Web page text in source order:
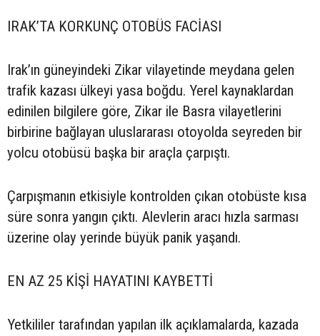
IRAK’TA KORKUNÇ OTOBÜS FACİASI
Irak’ın güneyindeki Zikar vilayetinde meydana gelen
trafik kazası ülkeyi yasa boğdu. Yerel kaynaklardan
edinilen bilgilere göre, Zikar ile Basra vilayetlerini
birbirine bağlayan uluslararası otoyolda seyreden bir
yolcu otobüsü başka bir araçla çarpıştı.
Çarpışmanın etkisiyle kontrolden çıkan otobüste kısa
süre sonra yangın çıktı. Alevlerin aracı hızla sarması
üzerine olay yerinde büyük panik yaşandı.
EN AZ 25 KİŞİ HAYATINI KAYBETTİ
Yetkililer tarafından yapılan ilk açıklamalarda, kazada